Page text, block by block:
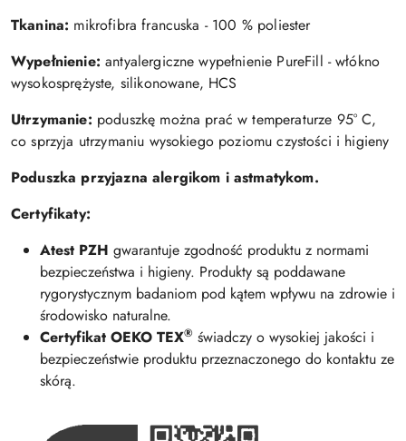
Tkanina: mikrofibra francuska - 100 % poliester
Wypełnienie: antyalergiczne wypełnienie PureFill - włókno
wysokosprężyste, silikonowane, HCS
Utrzymanie: poduszkę można prać w temperaturze 95° C,
co sprzyja utrzymaniu wysokiego poziomu czystości i higieny
Poduszka przyjazna alergikom i astmatykom.
Certyfikaty:
Atest PZH gwarantuje zgodność produktu z normami
bezpieczeństwa i higieny. Produkty są poddawane
rygorystycznym badaniom pod kątem wpływu na zdrowie i
środowisko naturalne.
Certyfikat OEKO TEX® świadczy o wysokiej jakości i
bezpieczeństwie produktu przeznaczonego do kontaktu ze
skórą.